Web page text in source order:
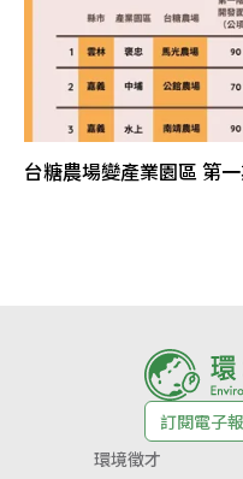
台糖農場變產業園區 第
訂閱電子報
環境徵才